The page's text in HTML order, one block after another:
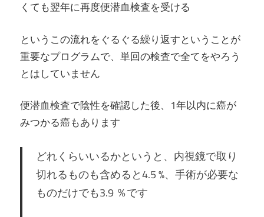
くても翌年に再度便潜血検査を受ける
というこの流れをぐるぐる繰り返すということが
重要なプログラムで、単回の検査で全てをやろう
とはしていません
便潜血検査で陰性を確認した後、1年以内に癌が
みつかる癌もあります
どれくらいいるかというと、内視鏡で取り
切れるものも含めると4.5 %、手術が必要な
ものだけでも3.9 ％です